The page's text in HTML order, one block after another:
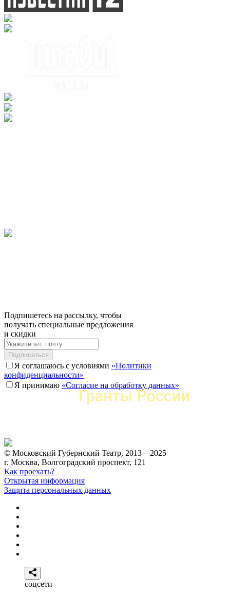
Подпишетесь на рассылку, чтобы
получать специальные предложения
и скидки
Подписаться
Я соглашаюсь с условиями «Политики
конфиденциальности»
Я принимаю «Согласие на обработку данных»
© Московский Губернский Театр, 2013—2025
г. Москва, Волгоградский проспект, 121
Как проехать?
Открытая информация
Защита персональных данных
соцсети